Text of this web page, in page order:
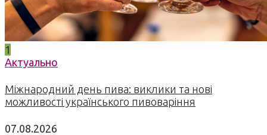
1
Актуально
Міжнародний день пива: виклики та нові
можливості українського пивоваріння
07.08.2026